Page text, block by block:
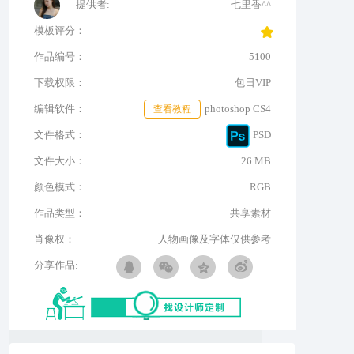
提供者: 七里香^^
模板评分：
作品编号： 5100
下载权限： 包日VIP
编辑软件： photoshop CS4
查看教程
文件格式： PSD
文件大小： 26 MB
颜色模式： RGB
作品类型： 共享素材
肖像权： 人物画像及字体仅供参考
分享作品: